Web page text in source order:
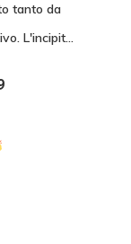
tanto da
L'incipit…